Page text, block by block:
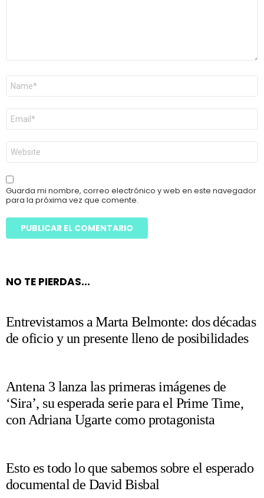
Nombre
Correo
electrónico
*
Web
Guarda mi nombre, correo electrónico y web en este navegador
para la próxima vez que comente.
NO TE PIERDAS...
Entrevistamos a Marta Belmonte: dos décadas
de oficio y un presente lleno de posibilidades
Antena 3 lanza las primeras imágenes de
‘Sira’, su esperada serie para el Prime Time,
con Adriana Ugarte como protagonista
Esto es todo lo que sabemos sobre el esperado
documental de David Bisbal